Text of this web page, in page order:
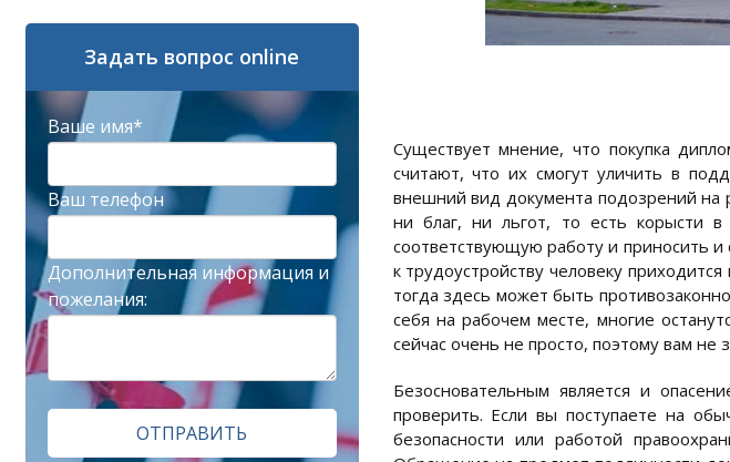
Задать вопрос online
Ваше имя*
Ваш телефон
Дополнительная информация и
пожелания:
ОТПРАВИТЬ
Существует мнение, что покупка
считают, что их смогут уличить в
внешний вид документа подозрений на
ни благ, ни льгот, то есть корысти
соответствующую работу и приносить
к трудоустройству человеку
тогда здесь может быть
себя на рабочем месте, многие
сейчас очень не просто, поэтому вам не
Безосновательным является и
проверить. Если вы поступаете на
безопасности или работой